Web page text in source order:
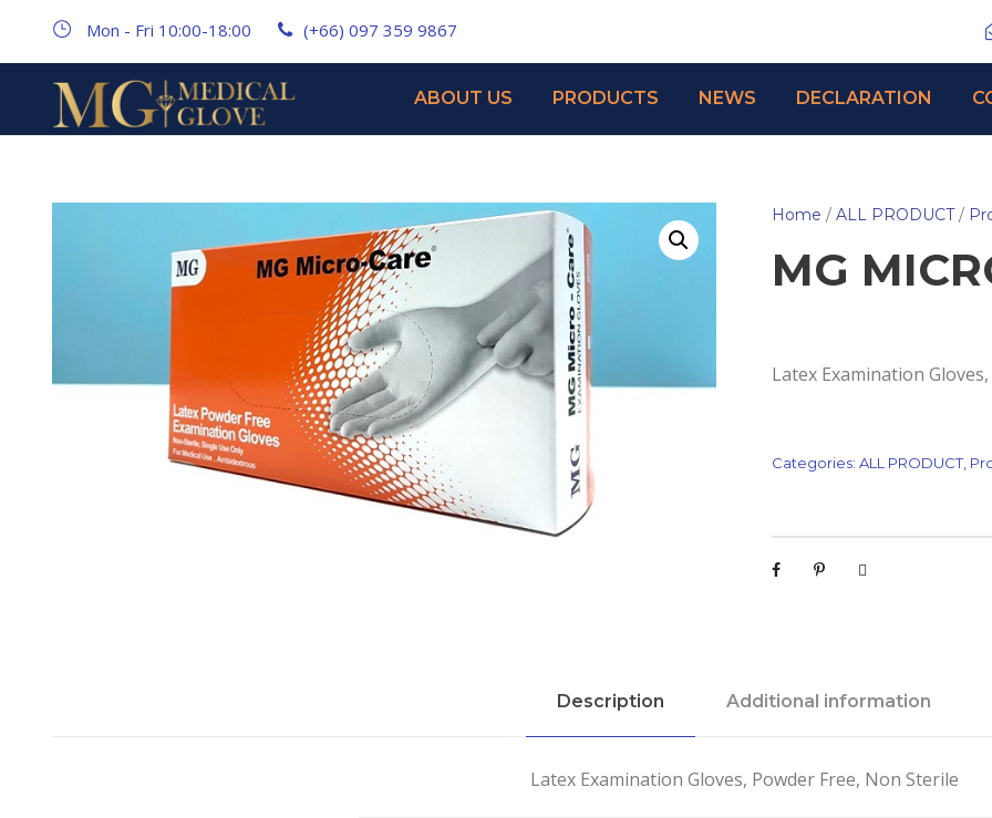
Mon - Fri 10:00-18:00 (+66) 097 359 9867
ABOUT US PRODUCTS NEWS DECLARATION
Home / ALL PRODUCT/
MG
Latex Examination
Categories: ALL PRODUCT,
Description Additional information
Latex Examination Gloves, Powder Free, Non Sterile